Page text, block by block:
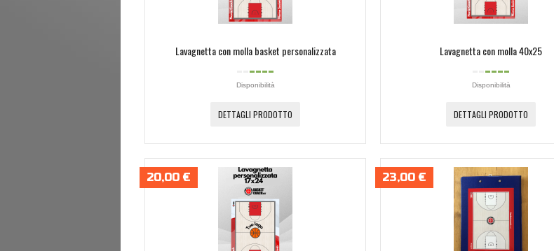
Lavagnetta con molla basket personalizzata
Disponibilità
DETTAGLI PRODOTTO
Lavagnetta con molla 40x25
Disponibilità
DETTAGLI PRODOTTO
20,00 € 23,00 €